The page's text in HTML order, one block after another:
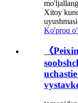
Xitoy
Ko'proq
《